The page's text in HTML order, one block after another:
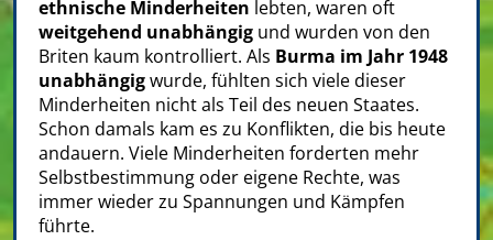
ethnische Minderheiten lebten, waren oft
weitgehend unabhängig und wurden von den
Briten kaum kontrolliert. Als Burma im Jahr 1948
unabhängigwurde, fühlten sich viele dieser
Minderheiten nicht als Teil des neuen Staates.
Schon damals kam es zu Konflikten, die bis heute
andauern. Viele Minderheiten forderten mehr
Selbstbestimmung oder eigene Rechte, was
immer wieder zu Spannungen und Kämpfen
führte.